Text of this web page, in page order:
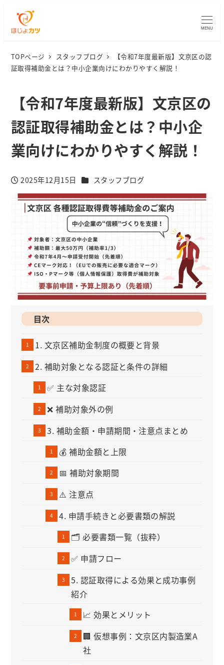
MENU
TOPページ スタッフブログ
【令和7年度最新版】文京区の認
証取得補助金とは？中小企業向けにわかりやすく解説！
【令和7年度最新版】文京区の
認証取得補助金とは？中小企
業向けにわかりやすく解説！
投稿日
2025年12月15日 カテゴリー
スタッフブログ
目次
1. 文京区補助金制度の概要と背景
2. 補助対象となる認証と条件の詳細
✅ 主な対象認証
❌ 補助対象外の例
3. 補助金額・申請期間・注意点まとめ
💰 補助金額と上限
📅 補助対象期間
⚠️ 注意点
4. 申請手続きと必要書類の解説
🗂️ 必要書類一覧（抜粋）
✅ 申請フロー
5. 認証取得による効果と成功事例
紹介
📈 効果とメリット
🏢 仮想事例：文京区内製造業A
社